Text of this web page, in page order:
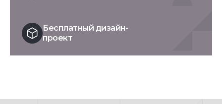
Бесплатный дизайн-
проект